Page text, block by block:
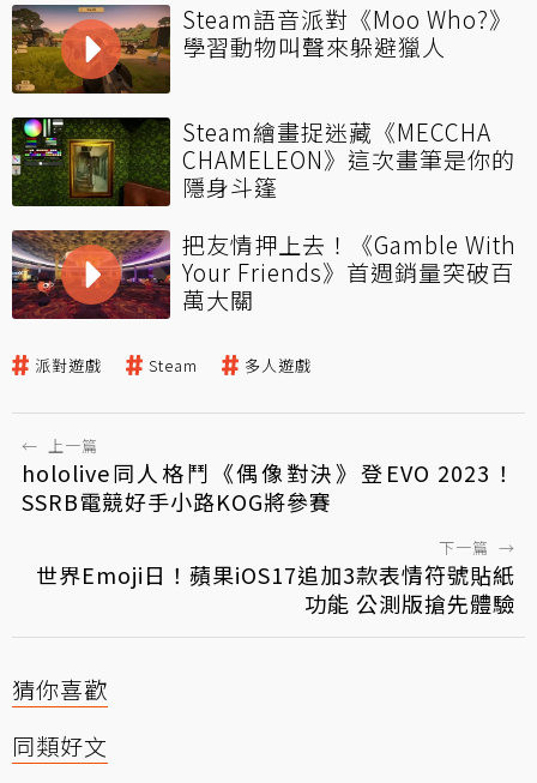
Steam語音派對《Moo Who?》
學習動物叫聲來躲避獵人
Steam繪畫捉迷藏《MECCHA
CHAMELEON》這次畫筆是你的
隱身斗篷
把友情押上去！《Gamble With
Your Friends》首週銷量突破百
萬大關
派對遊戲 Steam 多人遊戲
← 上一篇
hololive同人格鬥《偶像對決》登EVO 2023！
SSRB電競好手小路KOG將參賽
下一篇 →
世界Emoji日！蘋果iOS17追加3款表情符號貼紙
功能 公測版搶先體驗
猜你喜歡
同類好文